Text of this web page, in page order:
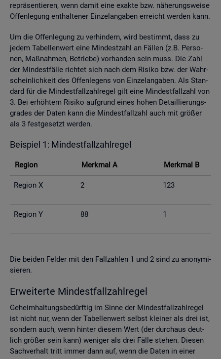
re­prä­sen­tie­ren, wenn damit eine ex­ak­te bzw. nä­he­rungs­wei­se
Of­fen­le­gung ent­hal­te­ner Ein­zel­an­ga­ben er­reicht wer­den kann.
Um die Of­fen­le­gung zu ver­hin­dern, wird be­stimmt, dass zu
jedem Ta­bel­len­wert eine Min­dest­zahl an Fäl­len (z.B. Per­so­
nen, Maß­nah­men, Be­trie­be) vor­han­den sein muss. Die Zahl
der Min­dest­fäl­le rich­tet sich nach dem Ri­si­ko bzw. der Wahr­
schein­lich­keit des Of­fen­le­gens von Ein­zel­an­ga­ben. Als Stan­
dard für die Min­dest­fall­zahl­re­gel gilt eine Min­dest­fall­zahl von
3. Bei er­höh­tem Ri­si­ko auf­grund eines hohen De­tail­lie­rungs­
gra­des der Daten kann die Min­dest­fall­zahl auch mit grö­ßer
als 3 fest­ge­setzt wer­den.
Bei­spiel 1: Min­dest­fall­zahl­re­gel
Re­gi­on Merk­mal A Merk­mal B
Re­gi­on X 2 123
Re­gi­on Y 88 1
Die bei­den Fel­der mit den Fall­zah­len 1 und 2 sind zu an­ony­mi­
sie­ren.
Er­wei­ter­te Min­dest­fall­zahl­re­gel
Ge­heim­hal­tungs­be­dürf­tig im Sinne der Min­dest­fall­zahl­re­gel
ist nicht nur, wenn der Ta­bel­len­wert selbst klei­ner als drei ist,
son­dern auch, wenn hin­ter die­sem Wert (der durch­aus deut­
lich grö­ßer sein kann) we­ni­ger als drei Fälle ste­hen. Die­sen
Sach­ver­halt tritt immer dann auf, wenn die Daten in einer